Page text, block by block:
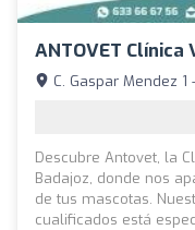
ANTOVET
C. Gaspar Mendez 1
Descubre Antovet, la
Badajoz, donde nos
de tus mascotas.
cualificados está